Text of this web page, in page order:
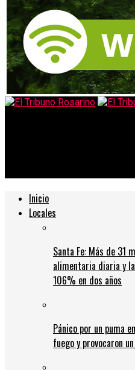
Inicio
Locales
Santa Fe: Más de 31
alimentaria diaria y
106% en dos años
Pánico por un puma
fuego y provocaron